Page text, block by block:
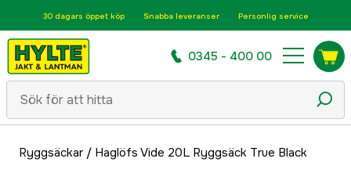
30 dagars öppet köp Snabba leveranser Personlig service
0345 - 400 00
Ryggsäckar/ Haglöfs Vide 20L Ryggsäck True Black